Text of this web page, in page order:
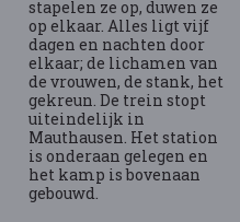
stapelen ze op, duwen ze
op elkaar. Alles ligt vijf
dagen en nachten door
elkaar; de lichamen van
de vrouwen, de stank, het
gekreun. De trein stopt
uiteindelijk in
Mauthausen. Het station
is onderaan gelegen en
het kamp is bovenaan
gebouwd.